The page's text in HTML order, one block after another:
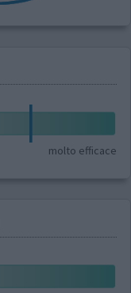
molto efficace